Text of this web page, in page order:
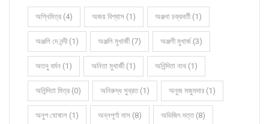
অগ্নিমিত্র (4) অজয় বিশ্বাস (1) অঞ্জনা চক্রবর্তী (1)
অঞ্জলি দে নন্দী (1) অঞ্জলি মুখার্জী (7) অঞ্জলী মুখার্জ (3)
অতনু বর্মন (1) অনিতা মুখার্জী (1) অনিন্দিতা নাথ (1)
অনিন্দিতা মিত্র (0) অনিরুদ্ধ সুব্রত (1) অনুজ মজুমদার (1)
অনুপ ঘোষাল (1) অন্নপূর্ণা দাস (8) অভিজিৎ দত্ত (8)